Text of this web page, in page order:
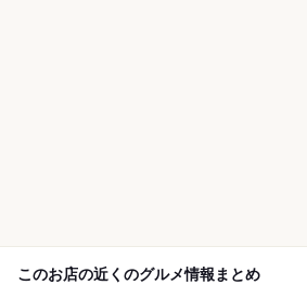
このお店の近くのグルメ情報まとめ